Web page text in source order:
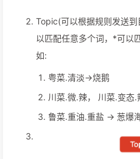
Topic(可以根据规则发送
以匹配任意多个词，*可以
如:
粤菜.清淡->烧鹅
川菜.微.辣， 川菜.变态.
鲁菜.重油.重盐 -> 葱爆